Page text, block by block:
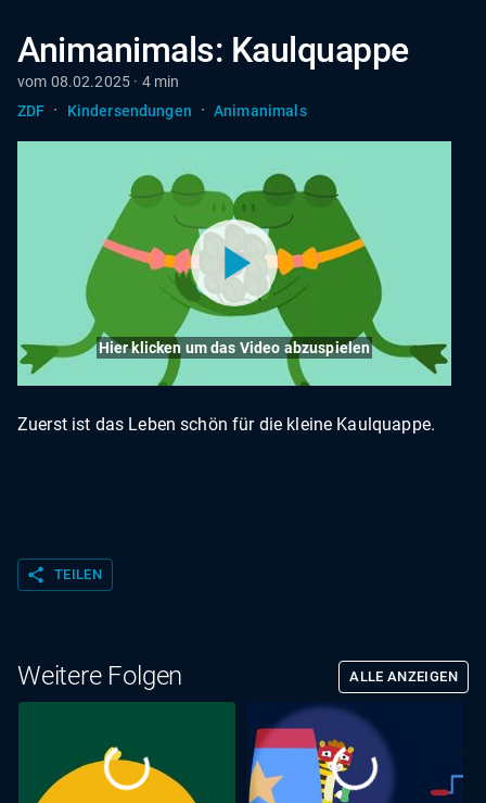
Animanimals: Kaulquappe
vom 08.02.2025 · 4 min
ZDF · Kindersendungen · Animanimals
Hier klicken um das Video abzuspielen
Zuerst ist das Leben schön für die kleine Kaulquappe.
share TEILEN
Weitere Folgen ALLE ANZEIGEN